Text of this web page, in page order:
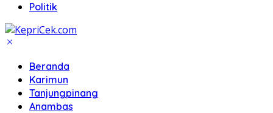
Politik
Beranda
Karimun
Tanjungpinang
Anambas